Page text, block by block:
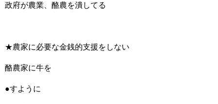
政府が農業、酪農を潰してる
★農家に必要な金銭的支援をしない
酪農家に牛を
●すように